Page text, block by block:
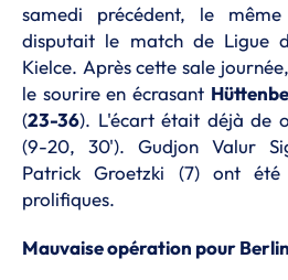
samedi précédent, le
disputait le match de Ligue
Kielce. Après cette sale
le sourire en écrasant
(23-36). L'écart était déjà de
(9-20, 30'). Gudjon Valur
Patrick Groetzki (7) ont
prolifiques.
Mauvaise opération pour Berlin